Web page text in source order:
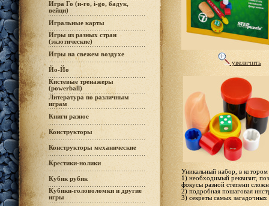
Игра Го (и-го, i-go, бадук,
вейци)
Игральные карты
Игры из разных стран
(экзотические)
Игры на свежем воздухе
Йо-Йо
Кистевые тренажеры
(powerball)
Литература по различным
играм
Книги разное
Конструкторы
Конструкторы механические
Крестики-нолики
Кубик рубик
Кубики-головоломки и другие
игры
увеличить
Уникальный набор, в
1) необходимый реквизит,
фокусы разной степени
2) подробная пошаговая
3) секреты самых загадочных